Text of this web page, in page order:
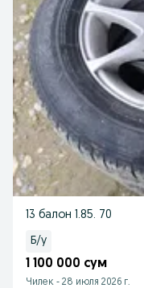
13 балон 1.85. 70
Б/у
1 100 000 сум
Чилек - 28 июля 2026 г.